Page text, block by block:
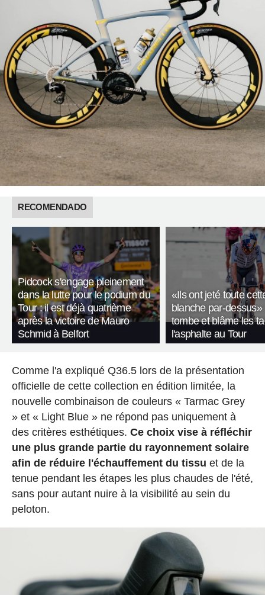
RECOMENDADO
Pidcock s'engage pleinement
dans la lutte pour le podium du
Tour : il est déjà quatrième
après la victoire de Mauro
Schmid à Belfort
«Ils ont jeté toute
blanche par-dessus»
tombe et blâme les
l'asphalte au Tour
Comme l'a expliqué Q36.5 lors de la présentation
officielle de cette collection en édition limitée, la
nouvelle combinaison de couleurs « Tarmac Grey
» et « Light Blue » ne répond pas uniquement à
des critères esthétiques. Ce choix vise à réfléchir
une plus grande partie du rayonnement solaire
afin de réduire l'échauffement du tissu et de la
tenue pendant les étapes les plus chaudes de l'été,
sans pour autant nuire à la visibilité au sein du
peloton.